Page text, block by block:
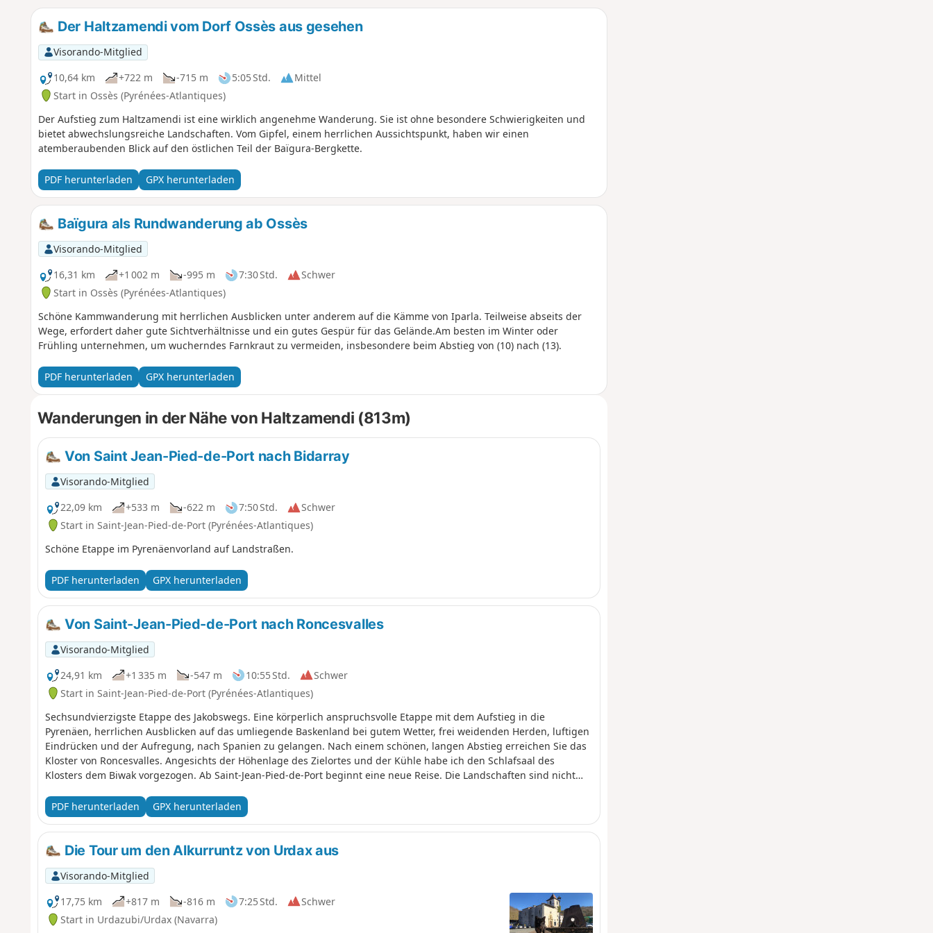
Der Haltzamendi vom Dorf Ossès aus gesehen
Visorando-Mitglied
10,64 km
+722 m -715 m 5:05 Std.
Mittel
Start in Ossès (Pyrénées-Atlantiques)
Der Aufstieg zum Haltzamendi ist eine wirklich angenehme Wanderung. Sie ist ohne besondere Schwierigkeiten und
bietet abwechslungsreiche Landschaften. Vom Gipfel, einem herrlichen Aussichtspunkt, haben wir einen
atemberaubenden Blick auf den östlichen Teil der Baïgura-Bergkette.
PDF herunterladen GPX herunterladen
Baïgura als Rundwanderung ab Ossès
Visorando-Mitglied
16,31 km
+1 002 m -995 m 7:30 Std.
Schwer
Start in Ossès (Pyrénées-Atlantiques)
Schöne Kammwanderung mit herrlichen Ausblicken unter anderem auf die Kämme von Iparla. Teilweise abseits der
Wege, erfordert daher gute Sichtverhältnisse und ein gutes Gespür für das Gelände.Am besten im Winter oder
Frühling unternehmen, um wucherndes Farnkraut zu vermeiden, insbesondere beim Abstieg von (10) nach (13).
PDF herunterladen GPX herunterladen
Wanderungen in der Nähe von Haltzamendi (813m)
Von Saint Jean-Pied-de-Port nach Bidarray
Visorando-Mitglied
22,09 km
+533 m -622 m 7:50 Std.
Schwer
Start in Saint-Jean-Pied-de-Port (Pyrénées-Atlantiques)
Schöne Etappe im Pyrenäenvorland auf Landstraßen.
PDF herunterladen GPX herunterladen
Von Saint-Jean-Pied-de-Port nach Roncesvalles
Visorando-Mitglied
24,91 km
+1 335 m -547 m 10:55 Std.
Schwer
Start in Saint-Jean-Pied-de-Port (Pyrénées-Atlantiques)
Sechsundvierzigste Etappe des Jakobswegs. Eine körperlich anspruchsvolle Etappe mit dem Aufstieg in die
Pyrenäen, herrlichen Ausblicken auf das umliegende Baskenland bei gutem Wetter, frei weidenden Herden, luftigen
Eindrücken und der Aufregung, nach Spanien zu gelangen. Nach einem schönen, langen Abstieg erreichen Sie das
Kloster von Roncesvalles. Angesichts der Höhenlage des Zielortes und der Kühle habe ich den Schlafsaal des
Klosters dem Biwak vorgezogen. Ab Saint-Jean-Pied-de-Port beginnt eine neue Reise. Die Landschaften sind nicht
sehr wenige Franzosen und viele Koreaner, Australier, Amerikaner, Philippiner und natürlich Spanier. Ab hier muss
man Spanisch oder Englisch sprechen oder Google Translate nutzen. Aber man schafft es immer, sich verständlich
zu machen und zurechtzukommen. Das ist der Zauber des Jakobswegs.
PDF herunterladen GPX herunterladen
Die Tour um den Alkurruntz von Urdax aus
Visorando-Mitglied
17,75 km
+817 m -816 m 7:25 Std.
Schwer
Start in Urdazubi/Urdax (Navarra)